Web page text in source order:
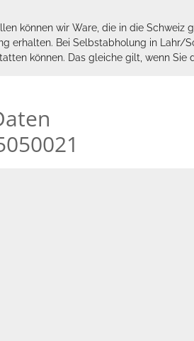
können wir Ware, die in die Schweiz
erhalten. Bei Selbstabholung in Lahr/
können. Das gleiche gilt, wenn